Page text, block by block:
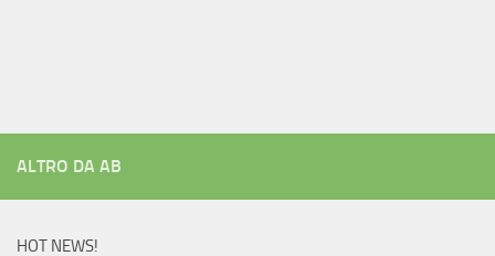
ALTRO DA AB
HOT NEWS!